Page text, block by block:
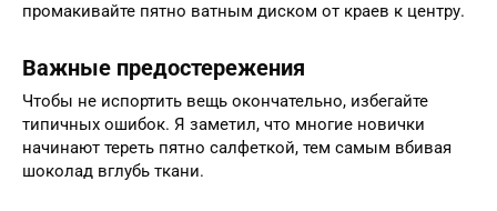
промакивайте пятно ватным диском от краев к центру.
Важные предостережения
Чтобы не испортить вещь окончательно, избегайте
типичных ошибок. Я заметил, что многие новички
начинают тереть пятно салфеткой, тем самым вбивая
шоколад вглубь ткани.